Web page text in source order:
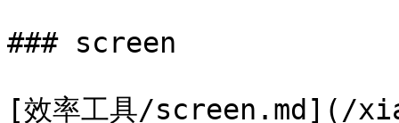
### screen
[效率工具/screen.md](/